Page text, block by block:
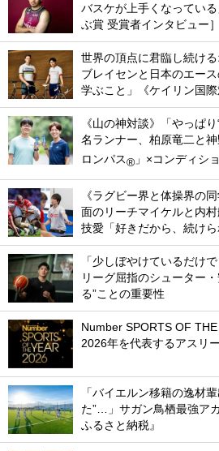
バスケが上手くなってい
ぶ賞 受賞者インタビュー］
世界の頂点に君臨し続け
ブレイセンと日本のエー
学ぶこと」《ケイリン国
《山の神対談》「やっぱ
名ランナー、柏原竜二と
ロンパス® 」×コンディシ
《ラグビー界と体操界の
面のリーチマイケルと内
技愛「好きだから、続けら
「少しぼやけているだけ
リーグ屈指のシューター
る”ことの重要性
Number SPORTS OF
2026年を代表するアスリ
「バイエルン移籍の逸材
た”…」サガン鳥栖最強ア
ふるさと納税』